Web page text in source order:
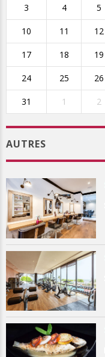
3 4 5
10 11 12
17 18 19
24 25 26
31 1 2
AUTRES